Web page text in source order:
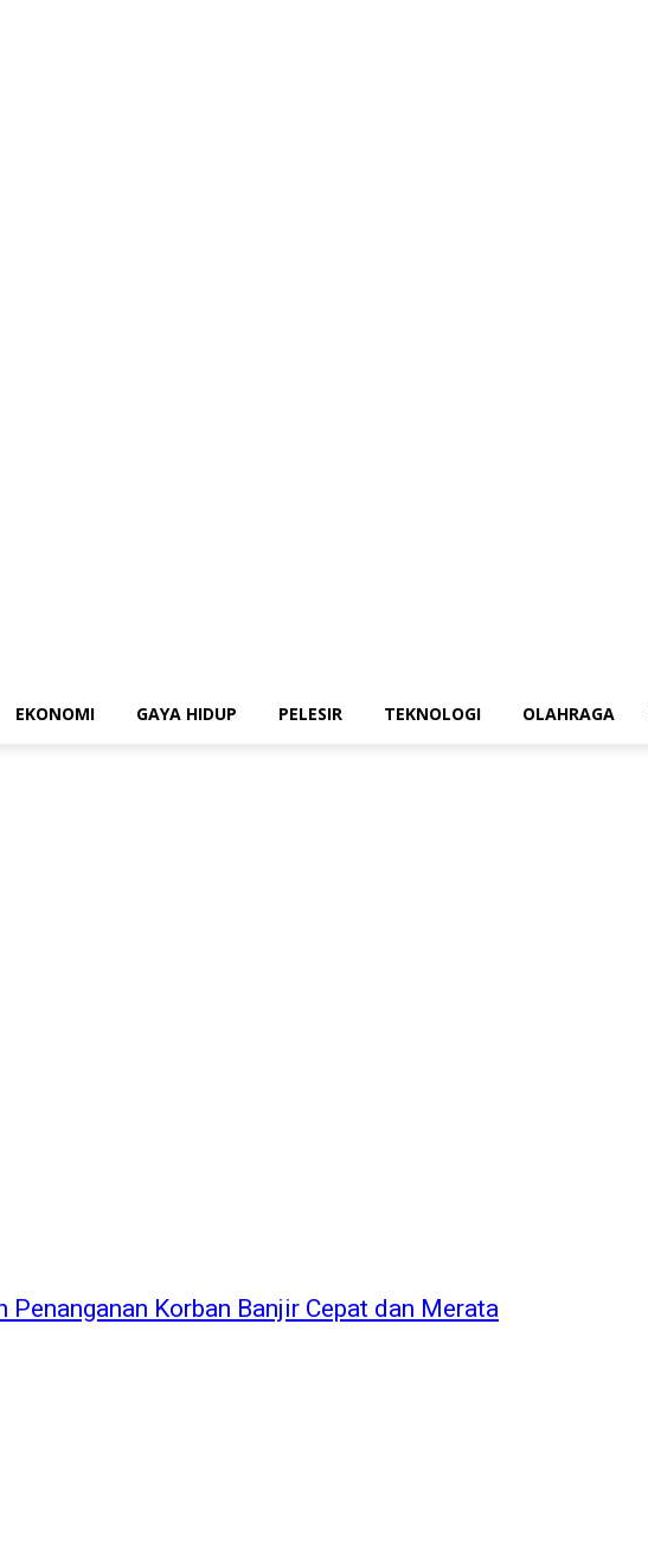
EKONOMI GAYA HIDUP PELESIR TEKNOLOGI OLAHRAGA
Korban Banjir Cepat dan Merata